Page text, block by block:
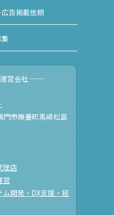
告掲載依頼
営会社 ──
市撫養町黒崎松島
理店
営
開発・DX支援・経